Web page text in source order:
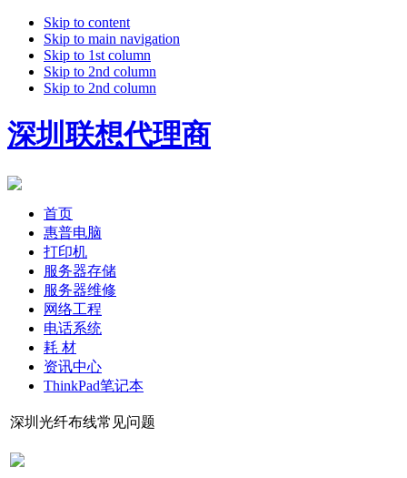
Skip to content
Skip to main navigation
Skip to 1st column
Skip to 2nd column
Skip to 2nd column
深圳联想代理商
首页
惠普电脑
打印机
服务器存储
服务器维修
网络工程
电话系统
耗 材
资讯中心
ThinkPad笔记本
深圳光纤布线常见问题